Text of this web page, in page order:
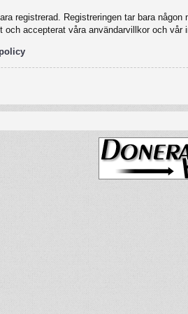
registrerad. Registreringen tar bara
och accepterat våra användarvillkor och